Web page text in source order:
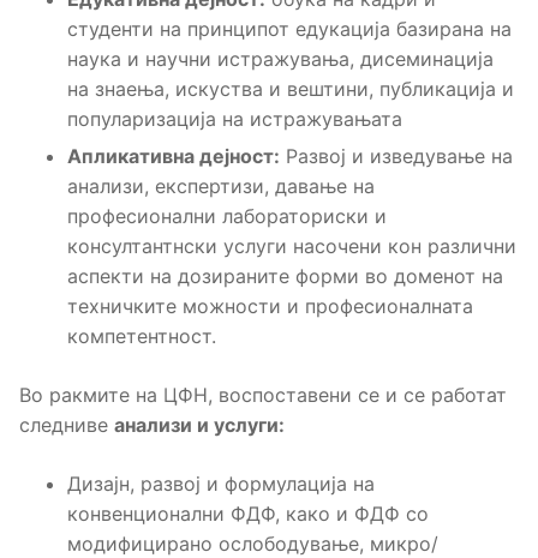
студенти на принципот едукација базирана на
наука и научни истражувања, дисеминација
на знаења, искуства и вештини, публикација и
популаризација на истражувањата
Апликативна дејност: Развој и изведување на
анализи, експертизи, давање на
професионални лабораториски и
консултантнски услуги насочени кон различни
аспекти на дозираните форми во доменот на
техничките можности и професионалната
компетентност.
Во ракмите на ЦФН, воспоставени се и се работат
следниве анализи и услуги:
Дизајн, развој и формулација на
конвенционални ФДФ, како и ФДФ со
модифицирано ослободување, микро/